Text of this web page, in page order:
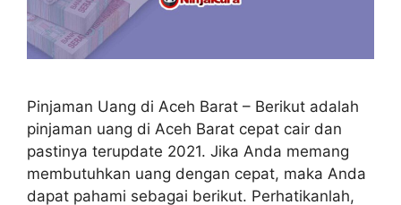
Pinjaman Uang di Aceh Barat – Berikut adalah
pinjaman uang di Aceh Barat cepat cair dan
pastinya terupdate 2021. Jika Anda memang
membutuhkan uang dengan cepat, maka Anda
dapat pahami sebagai berikut. Perhatikanlah,